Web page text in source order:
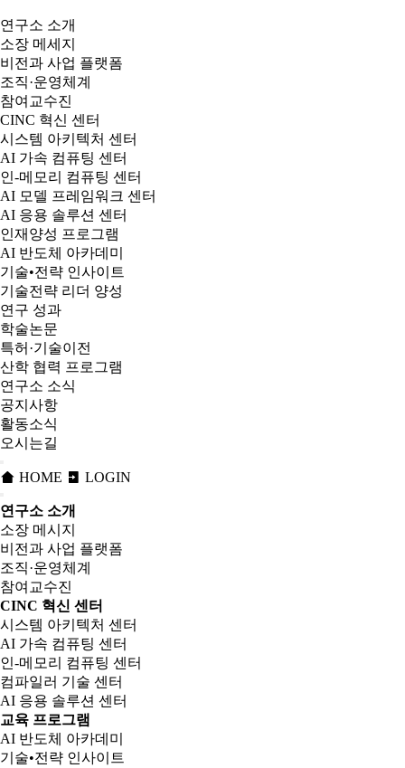
연구소 소개
소장 메세지
비전과 사업 플랫폼
조직·운영체계
참여교수진
CINC 혁신 센터
시스템 아키텍처 센터
AI 가속 컴퓨팅 센터
인-메모리 컴퓨팅 센터
AI 모델 프레임워크 센터
AI 응용 솔루션 센터
인재양성 프로그램
AI 반도체 아카데미
기술•전략 인사이트
기술전략 리더 양성
연구 성과
학술논문
특허·기술이전
산학 협력 프로그램
연구소 소식
공지사항
활동소식
오시는길
HOME LOGIN
연구소 소개
소장 메시지
비전과 사업 플랫폼
조직·운영체계
참여교수진
CINC 혁신 센터
시스템 아키텍처 센터
AI 가속 컴퓨팅 센터
인-메모리 컴퓨팅 센터
컴파일러 기술 센터
AI 응용 솔루션 센터
교육 프로그램
AI 반도체 아카데미
기술•전략 인사이트